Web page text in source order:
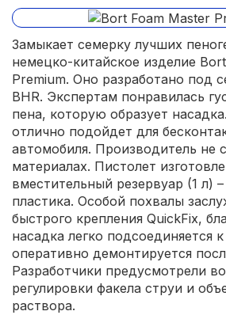
Замыкает семерку лучших
немецко-китайское изделие
Premium. Оно разработано под
BHR. Экспертам понравилась
пена, которую образует
отлично подойдет для
автомобиля. Производитель не
материалах. Пистолет
вместительный резервуар (1 л)
пластика. Особой похвалы
быстрого крепления QuickFix,
насадка легко подсоединяется
оперативно демонтируется
Разработчики предусмотрели
регулировки факела струи и
раствора.